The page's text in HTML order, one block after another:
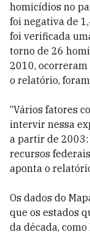
homicídios no
foi negativa de
foi verificada
torno de 26
2010, ocorreram
o relatório,
“Vários fatores
intervir nessa
a partir de
recursos
aponta o
Os dados do
que os estados
da década,